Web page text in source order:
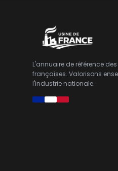
L'annuaire de référence
françaises. Valorisons
l'industrie nationale.